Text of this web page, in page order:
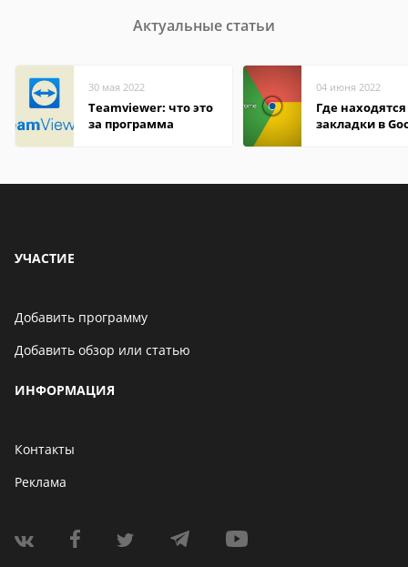
Актуальные статьи
30 мая 2022
Teamviewer: что это
за программа
04 июня 2022
Где находятся
закладки в
УЧАСТИЕ
Добавить программу
Добавить обзор или статью
ИНФОРМАЦИЯ
Контакты
Реклама